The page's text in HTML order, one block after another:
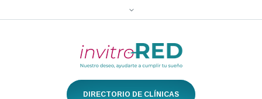
DIRECTORIO DE CLÍNICAS